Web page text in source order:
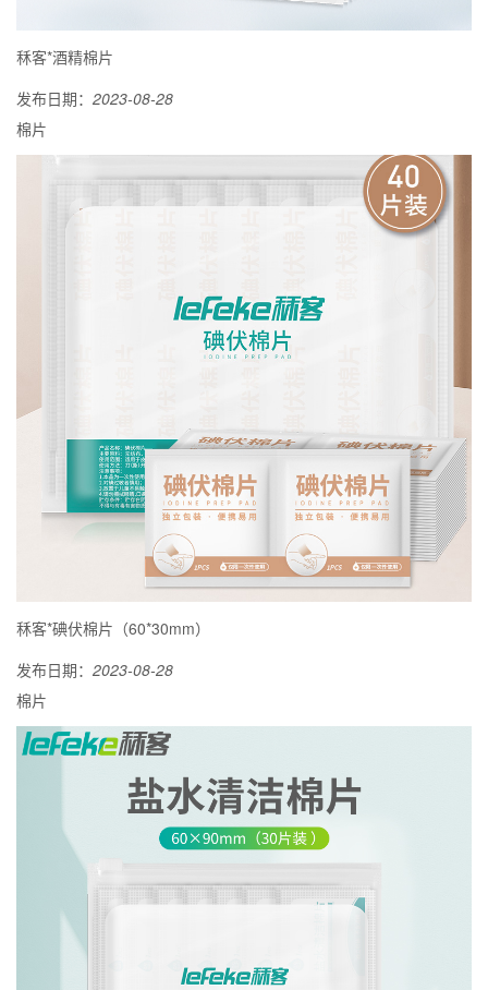
秝客*酒精棉片
发布日期： 2023-08-28
棉片
秝客*碘伏棉片（60*30mm）
发布日期： 2023-08-28
棉片